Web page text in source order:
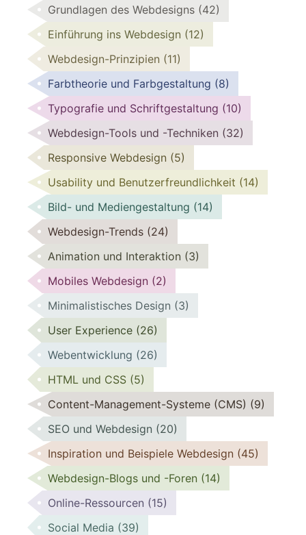
Grundlagen des Webdesigns (42)
Einführung ins Webdesign (12)
Webdesign-Prinzipien (11)
Farbtheorie und Farbgestaltung (8)
Typografie und Schriftgestaltung (10)
Webdesign-Tools und -Techniken (32)
Responsive Webdesign (5)
Usability und Benutzerfreundlichkeit (14)
Bild- und Mediengestaltung (14)
Webdesign-Trends (24)
Animation und Interaktion (3)
Mobiles Webdesign (2)
Minimalistisches Design (3)
User Experience (26)
Webentwicklung (26)
HTML und CSS (5)
Content-Management-Systeme (CMS) (9)
SEO und Webdesign (20)
Inspiration und Beispiele Webdesign (45)
Webdesign-Blogs und -Foren (14)
Online-Ressourcen (15)
Social Media (39)